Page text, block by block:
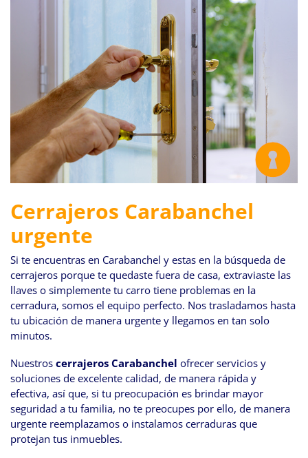
Cerrajeros Carabanchel
urgente
Si te encuentras en Carabanchel y estas en la búsqueda de
cerrajeros porque te quedaste fuera de casa, extraviaste las
llaves o simplemente tu carro tiene problemas en la
cerradura, somos el equipo perfecto. Nos trasladamos hasta
tu ubicación de manera urgente y llegamos en tan solo
minutos.
Nuestros cerrajeros Carabanchel ofrecer servicios y
soluciones de excelente calidad, de manera rápida y
efectiva, así que, si tu preocupación es brindar mayor
seguridad a tu familia, no te preocupes por ello, de manera
urgente reemplazamos o instalamos cerraduras que
protejan tus inmuebles.